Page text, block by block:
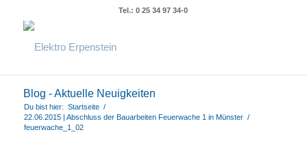
Tel.: 0 25 34 97 34-0
Blog - Aktuelle Neuigkeiten
Du bist hier: Startseite /
22.06.2015 | Abschluss der Bauarbeiten Feuerwache 1 in Münster /
feuerwache_1_02